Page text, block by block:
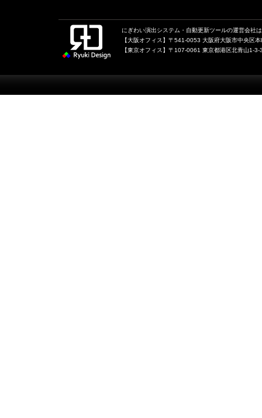
にぎわい演出システム・自動更新ツールの運営会
【大阪オフィス】〒541-0053 大阪府大阪市中央区
【東京オフィス】〒107-0061 東京都港区北青山1-